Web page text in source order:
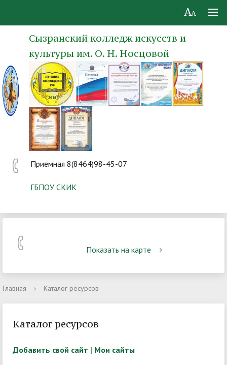
Сызранский колледж искусств и
культуры им. О. Н. Носцовой
Приемная 8(8464)98-45-07
ГБПОУ СКИК
Показать на карте
Главная › Каталог ресурсов
Каталог ресурсов
Добавить свой сайт | Мои сайты